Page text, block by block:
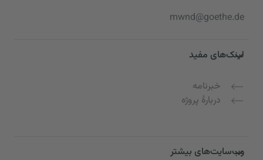
mwnd@goethe.de
لینک‌های مفید
خبرنامه
دربارهٔ پروژه
وب‌سایت‌های بیشتر